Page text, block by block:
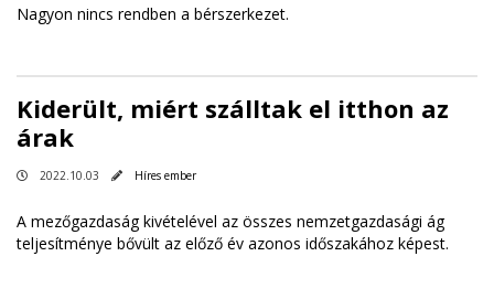
Nagyon nincs rendben a bérszerkezet.
Kiderült, miért szálltak el itthon az
árak
2022.10.03 Híres ember
A mezőgazdaság kivételével az összes nemzetgazdasági ág
teljesítménye bővült az előző év azonos időszakához képest.